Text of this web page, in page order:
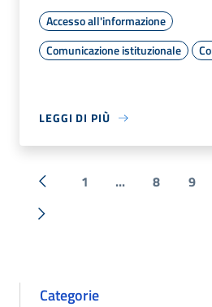
Accesso all'informazione
Comunicazione istituzionale
LEGGI DI PIÙ
« Precedente
1 ... 8 9
Successiva »
Categorie